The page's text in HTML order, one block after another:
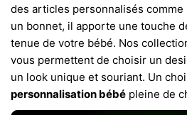
des articles personnalisés comme
un bonnet, il apporte une touche
tenue de votre bébé. Nos
vous permettent de choisir un
un look unique et souriant. Un
personnalisation bébé pleine de